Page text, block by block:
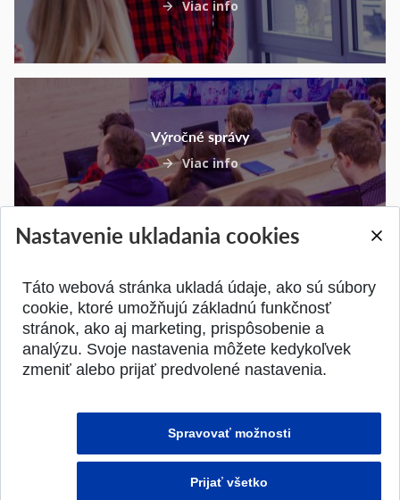
Viac info
Výročné správy
Viac info
SPÄŤ NA VRCH
Nastavenie ukladania cookies
Táto webová stránka ukladá údaje, ako sú súbory
cookie, ktoré umožňujú základnú funkčnosť
stránok, ako aj marketing, prispôsobenie a
analýzu. Svoje nastavenia môžete kedykoľvek
zmeniť alebo prijať predvolené nastavenia.
Spravovať možnosti
Prijať všetko